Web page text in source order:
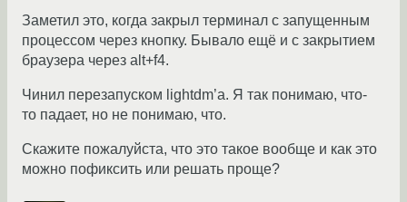
Заметил это, когда закрыл терминал с запущенным
процессом через кнопку. Бывало ещё и с закрытием
браузера через alt+f4.
Чинил перезапуском lightdm’а. Я так понимаю, что-
то падает, но не понимаю, что.
Скажите пожалуйста, что это такое вообще и как это
можно пофиксить или решать проще?